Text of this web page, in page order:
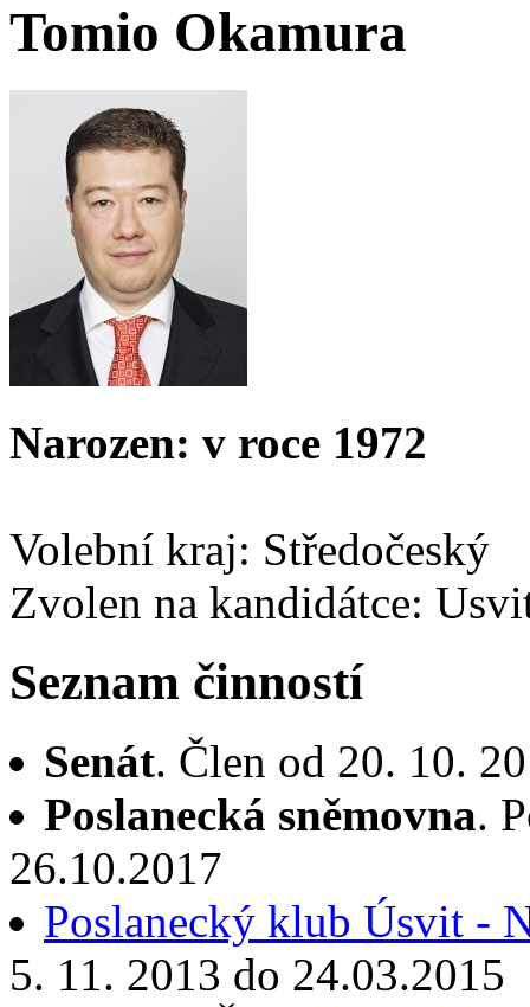
Tomio Okamura
Narozen: v roce 1972
Volební kraj: Středočeský
Zvolen na kandidátce:
Seznam činností
Senát. Člen od 20. 10.
Poslanecká sněmovna.
26.10.2017
Poslanecký klub Úsvit -
5. 11. 2013 do 24.03.2015